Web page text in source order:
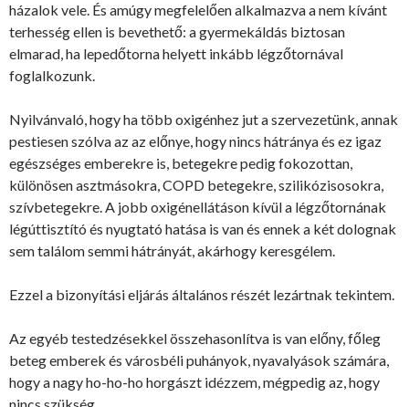
házalok vele. És amúgy megfelelően alkalmazva a nem kívánt
terhesség ellen is bevethető: a gyermekáldás biztosan
elmarad, ha lepedőtorna helyett inkább légzőtornával
foglalkozunk.
Nyilvánvaló, hogy ha több oxigénhez jut a szervezetünk, annak
pestiesen szólva az az előnye, hogy nincs hátránya és ez igaz
egészséges emberekre is, betegekre pedig fokozottan,
különösen asztmásokra, COPD betegekre, szilikózisosokra,
szívbetegekre. A jobb oxigénellátáson kívül a légzőtornának
légúttisztító és nyugtató hatása is van és ennek a két dolognak
sem találom semmi hátrányát, akárhogy keresgélem.
Ezzel a bizonyítási eljárás általános részét lezártnak tekintem.
Az egyéb testedzésekkel összehasonlítva is van előny, főleg
beteg emberek és városbéli puhányok, nyavalyások számára,
hogy a nagy ho-ho-ho horgászt idézzem, mégpedig az, hogy